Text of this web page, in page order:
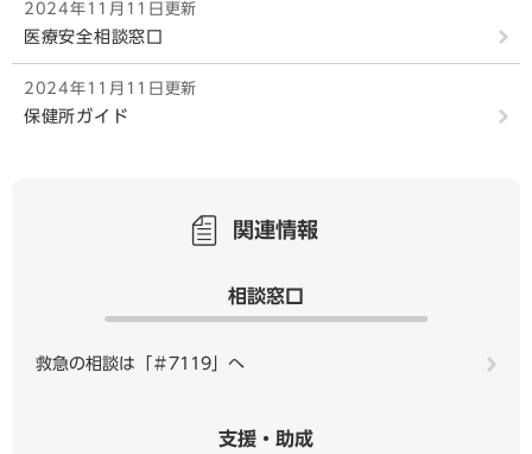
2024年11月11日更新
医療安全相談窓口
2024年11月11日更新
保健所ガイド
関連情報
相談窓口
救急の相談は「＃7119」へ
支援・助成